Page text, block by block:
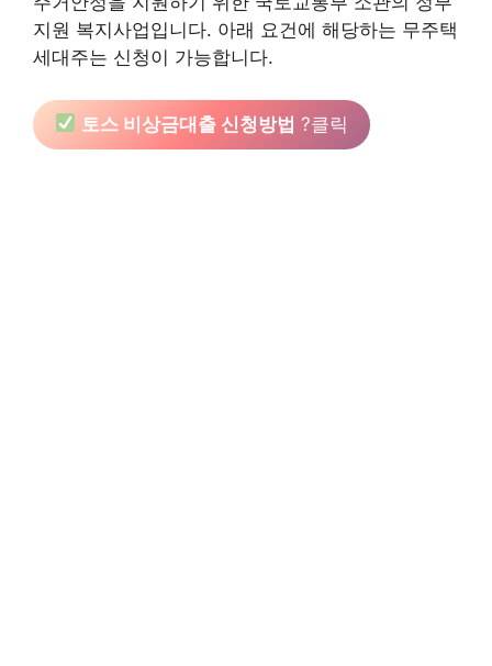
지원 복지사업입니다. 아래 요건에 해당하는 무주택
세대주는 신청이 가능합니다.
토스 비상금대출 신청방법 ?클릭